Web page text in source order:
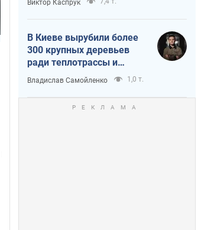
Виктор Каспрук
В Киеве вырубили более
300 крупных деревьев
ради теплотрассы и
вопреки Генплану
Владислав Самойленко 1,0 т.